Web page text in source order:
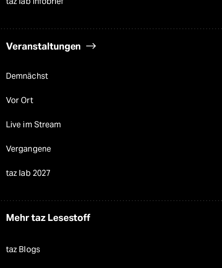
Veranstaltungen
Demnächst
Vor Ort
Live im Stream
Vergangene
taz lab 2027
Mehr taz Lesestoff
taz Blogs